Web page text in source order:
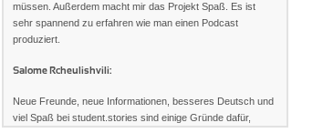
müssen. Außerdem macht mir das Projekt Spaß. Es ist
sehr spannend zu erfahren wie man einen Podcast
produziert.
Salome Rcheulishvili:
Neue Freunde, neue Informationen, besseres Deutsch und
viel Spaß bei student.stories sind einige Gründe dafür,